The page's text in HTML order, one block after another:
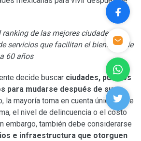
de las mejores ciudades
servicios que facilitan el bienestar de
60 años
decide buscar ciudades, pueblos
para mudarse después de su
la mayoría toma en cuenta únicamente
el nivel de delincuencia o el costo
embargo, también debe considerarse
e infraestructura que otorguen